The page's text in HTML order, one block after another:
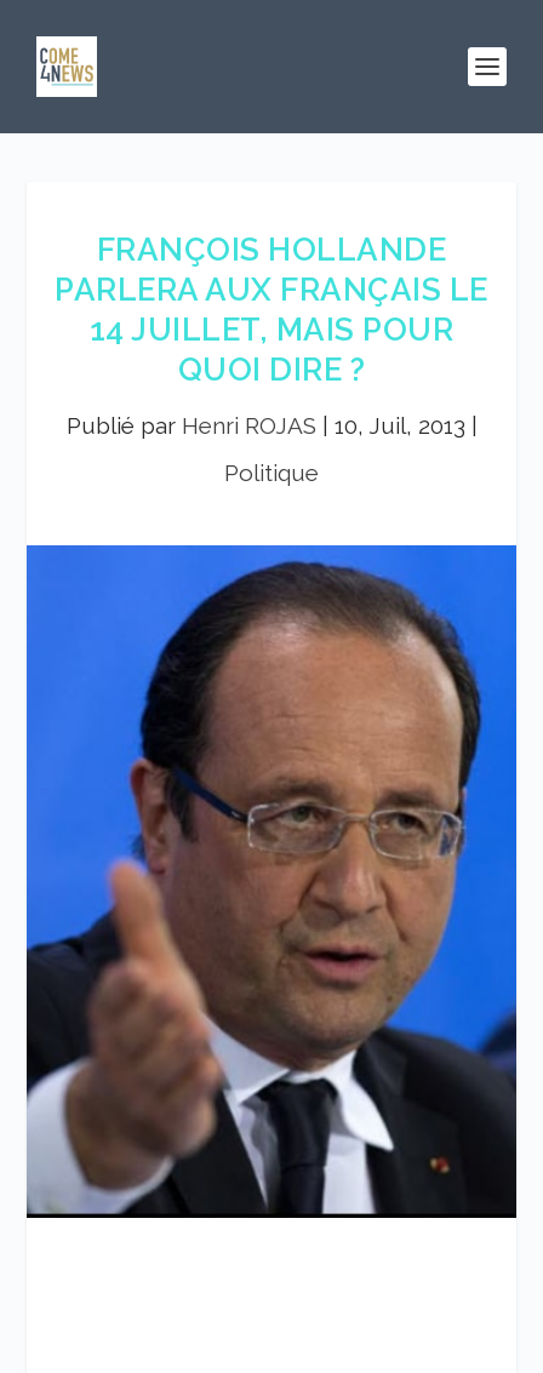
FRANÇOIS HOLLANDE
PARLERA AUX FRANÇAIS LE
14 JUILLET, MAIS POUR
QUOI DIRE ?
Publié par Henri ROJAS 10, Juil, 2013
Politique